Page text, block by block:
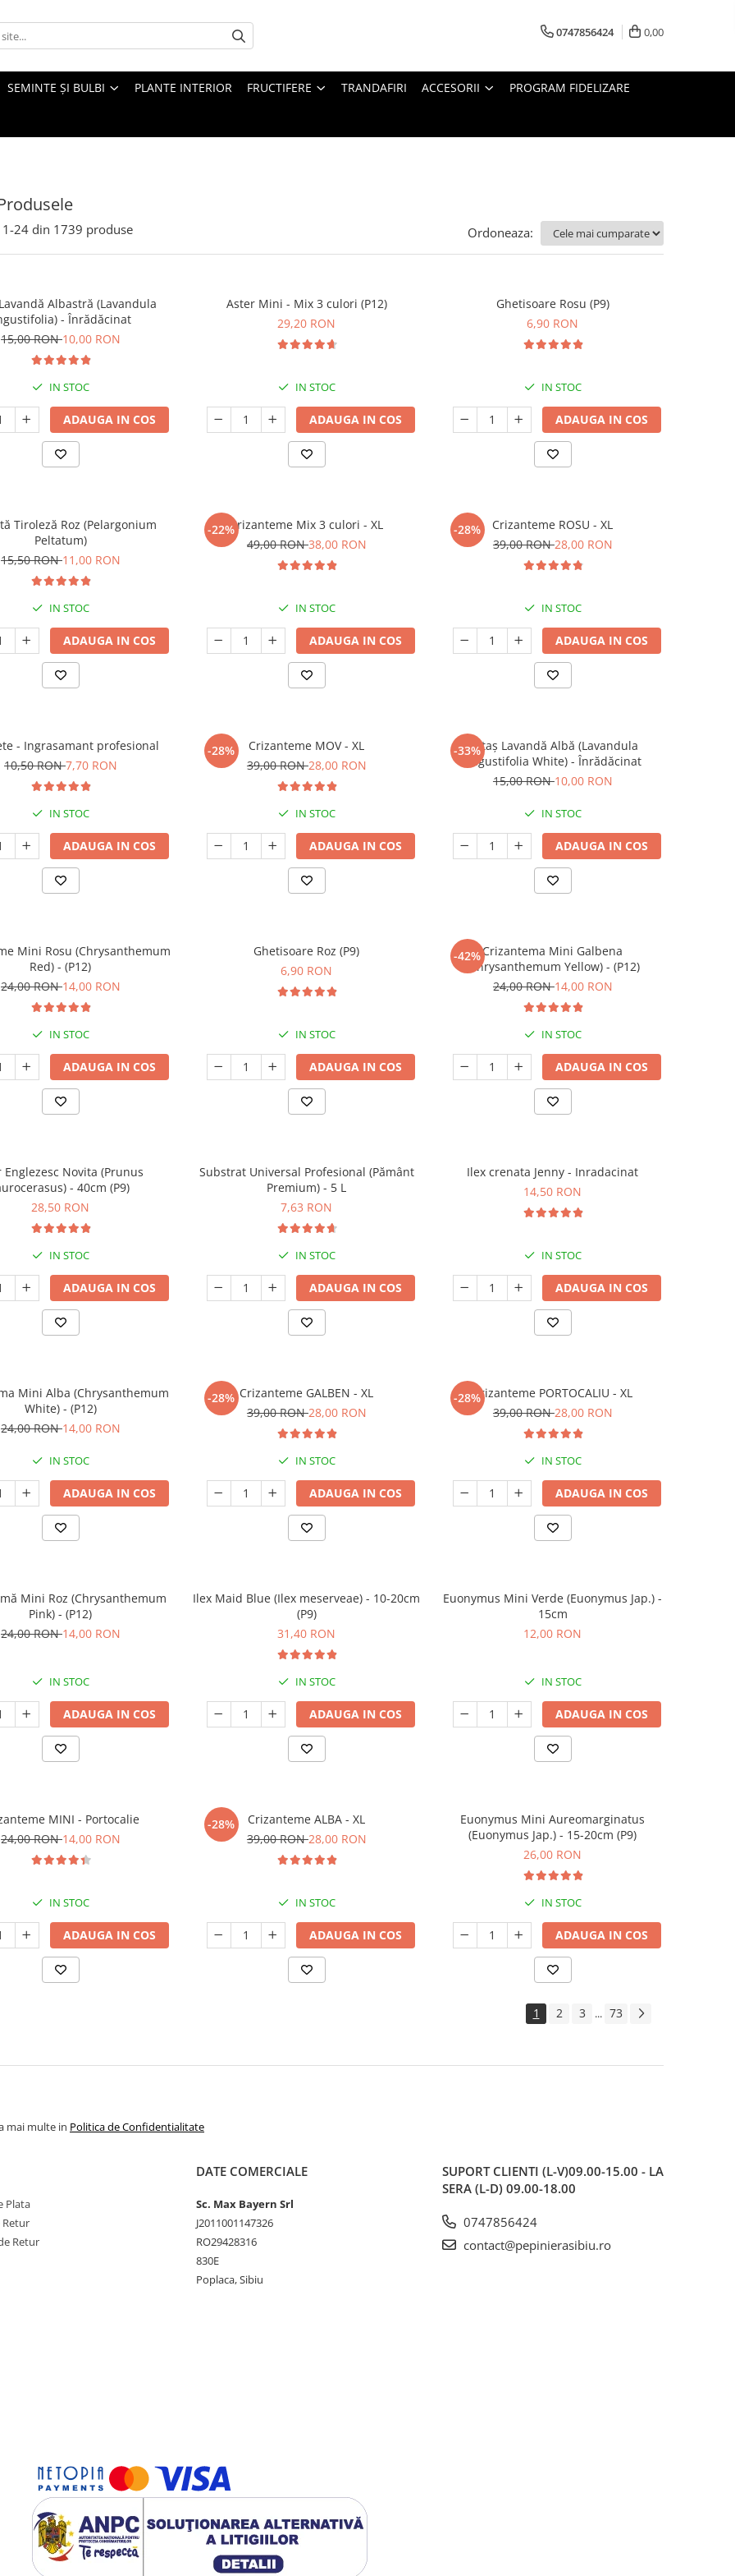
0747856424 0,00
SEMINTE ȘI BULBI PLANTE INTERIOR FRUCTIFERE TRANDAFIRI ACCESORII PROGRAM FIDELIZARE
1-24 din 1739 produse Ordoneaza:
Albastră (Lavandula
- Înrădăcinat
15,00 RON10,00 RON
IN STOC
ADAUGA IN COS
Aster Mini - Mix 3 culori (P12)
29,20 RON
IN STOC
ADAUGA IN COS
Ghetisoare Rosu (P9)
6,90 RON
IN STOC
ADAUGA IN COS
Tiroleză Roz (Pelargonium
Peltatum)
15,50 RON11,00 RON
IN STOC
ADAUGA IN COS
-22%Crizanteme Mix 3 culori - XL
49,00 RON38,00 RON
IN STOC
ADAUGA IN COS
-28%
Crizanteme ROSU - XL
39,00 RON28,00 RON
IN STOC
ADAUGA IN COS
- Ingrasamant profesional
10,50 RON7,70 RON
IN STOC
ADAUGA IN COS
-28%
Crizanteme MOV - XL
39,00 RON28,00 RON
IN STOC
ADAUGA IN COS
-33%Butaș Lavandă Albă (Lavandula
angustifolia White) - Înrădăcinat
15,00 RON10,00 RON
IN STOC
ADAUGA IN COS
Mini Rosu (Chrysanthemum
Red) - (P12)
24,00 RON14,00 RON
IN STOC
ADAUGA IN COS
Ghetisoare Roz (P9)
6,90 RON
IN STOC
ADAUGA IN COS
-42%Crizantema Mini Galbena
(Chrysanthemum Yellow) - (P12)
24,00 RON14,00 RON
IN STOC
ADAUGA IN COS
Englezesc Novita (Prunus
- 40cm (P9)
28,50 RON
IN STOC
ADAUGA IN COS
Substrat Universal Profesional (Pământ
Premium) - 5 L
7,63 RON
IN STOC
ADAUGA IN COS
Ilex crenata Jenny - Inradacinat
14,50 RON
IN STOC
ADAUGA IN COS
Mini Alba (Chrysanthemum
White) - (P12)
24,00 RON14,00 RON
IN STOC
ADAUGA IN COS
-28% Crizanteme GALBEN - XL
39,00 RON28,00 RON
IN STOC
ADAUGA IN COS
-28%Crizanteme PORTOCALIU - XL
39,00 RON28,00 RON
IN STOC
ADAUGA IN COS
Mini Roz (Chrysanthemum
Pink) - (P12)
24,00 RON14,00 RON
IN STOC
ADAUGA IN COS
Ilex Maid Blue (Ilex meserveae) - 10-20cm
(P9)
31,40 RON
IN STOC
ADAUGA IN COS
Euonymus Mini Verde (Euonymus Jap.) -
15cm
12,00 RON
IN STOC
ADAUGA IN COS
MINI - Portocalie
24,00 RON14,00 RON
IN STOC
ADAUGA IN COS
-28%
Crizanteme ALBA - XL
39,00 RON28,00 RON
IN STOC
ADAUGA IN COS
Euonymus Mini Aureomarginatus
(Euonymus Jap.) - 15-20cm (P9)
26,00 RON
IN STOC
ADAUGA IN COS
1 2 3 ... 73
mai multe in Politica de Confidentialitate
Plata
Retur
Retur
DATE COMERCIALE
Sc. Max Bayern Srl
J2011001147326
RO29428316
830E
Poplaca, Sibiu
SUPORT CLIENTI (L-V)09.00-15.00 - LA
SERA (L-D) 09.00-18.00
0747856424
contact@pepinierasibiu.ro